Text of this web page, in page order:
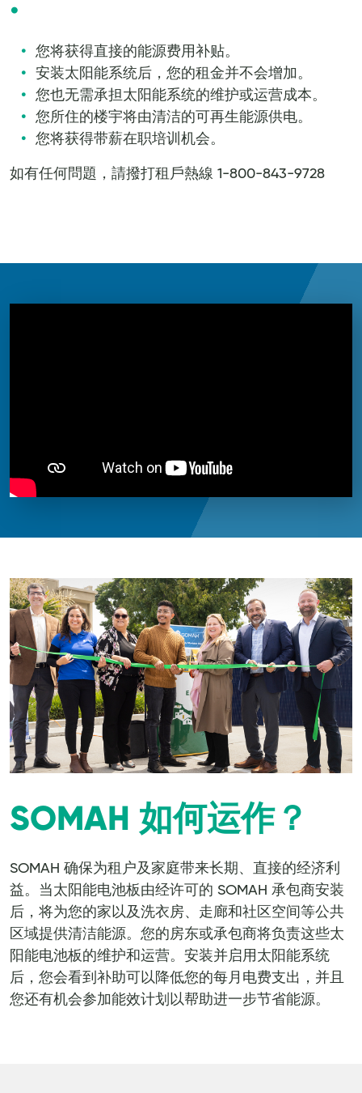
您将获得直接的能源费用补贴。
安装太阳能系统后，您的租金并不会增加。
您也无需承担太阳能系统的维护或运营成本。
您所住的楼宇将由清洁的可再生能源供电。
您将获得带薪在职培训机会。
如有任何問題，請撥打租戶熱線 1-800-843-9728
SOMAH 如何运作？
SOMAH 确保为租户及家庭带来长期、直接的经济利
益。当太阳能电池板由经许可的 SOMAH 承包商安装
后，将为您的家以及洗衣房、走廊和社区空间等公共
区域提供清洁能源。您的房东或承包商将负责这些太
阳能电池板的维护和运营。安装并启用太阳能系统
后，您会看到补助可以降低您的每月电费支出，并且
您还有机会参加能效计划以帮助进一步节省能源。